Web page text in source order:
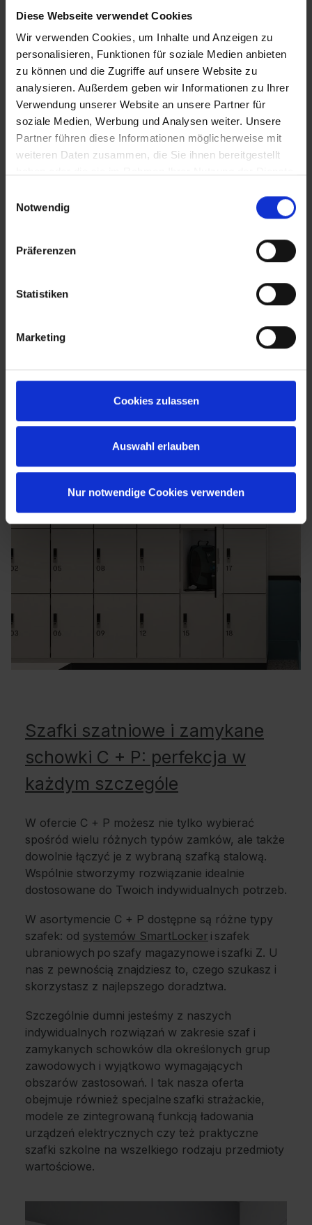
Diese Webseite verwendet Cookies
Wir verwenden Cookies, um Inhalte und Anzeigen zu
personalisieren, Funktionen für soziale Medien anbieten
zu können und die Zugriffe auf unsere Website zu
analysieren. Außerdem geben wir Informationen zu Ihrer
Verwendung unserer Website an unsere Partner für
soziale Medien, Werbung und Analysen weiter. Unsere
Partner führen diese Informationen möglicherweise mit
weiteren Daten zusammen, die Sie ihnen bereitgestellt
Notwendig
Präferenzen
Statistiken
Marketing
Cookies zulassen
Auswahl erlauben
Nur notwendige Cookies verwenden
Szafki szatniowe i zamykane
schowki C + P: perfekcja w
każdym szczególe
W ofercie C + P możesz nie tylko wybierać
spośród wielu różnych typów zamków, ale także
dowolnie łączyć je z wybraną szafką stalową.
Wspólnie stworzymy rozwiązanie idealnie
dostosowane do Twoich indywidualnych potrzeb.
W asortymencie C + P dostępne są różne typy
szafek: od systemów SmartLocker i szafek
ubraniowych po szafy magazynowe i szafki Z. U
nas z pewnością znajdziesz to, czego szukasz i
skorzystasz z najlepszego doradztwa.
Szczególnie dumni jesteśmy z naszych
indywidualnych rozwiązań w zakresie szaf i
zamykanych schowków dla określonych grup
zawodowych i wyjątkowo wymagających
obszarów zastosowań. I tak nasza oferta
obejmuje również specjalne szafki strażackie,
modele ze zintegrowaną funkcją ładowania
urządzeń elektrycznych czy też praktyczne
szafki szkolne na wszelkiego rodzaju przedmioty
wartościowe.